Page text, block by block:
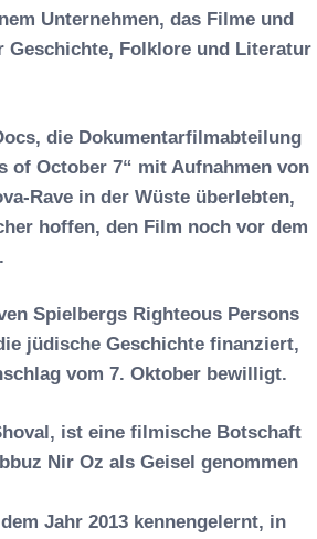
Unternehmen, das Filme und
Folklore und Literatur
die Dokumentarfilmabteilung
of October 7“ mit Aufnahmen von
Rave in der Wüste überlebten,
hoffen, den Film noch vor dem
Spielbergs Righteous Persons
jüdische Geschichte finanziert,
vom 7. Oktober bewilligt.
ist eine filmische Botschaft
Nir Oz als Geisel genommen
Jahr 2013 kennengelernt, in